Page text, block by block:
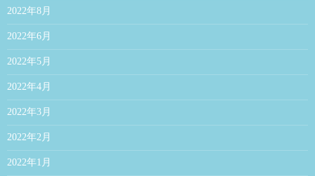
2022年8月
2022年6月
2022年5月
2022年4月
2022年3月
2022年2月
2022年1月